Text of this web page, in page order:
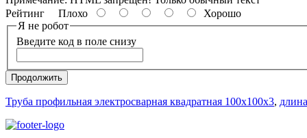
Рейтинг Плохо
Хорошо
Я не робот
Введите код в поле снизу
Продолжить
Труба профильная электросварная квадратная 100х100х3,